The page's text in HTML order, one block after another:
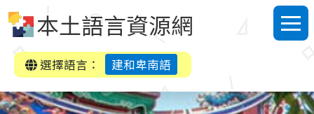
本土語言資源網
選單
選擇語言：
建和卑南語